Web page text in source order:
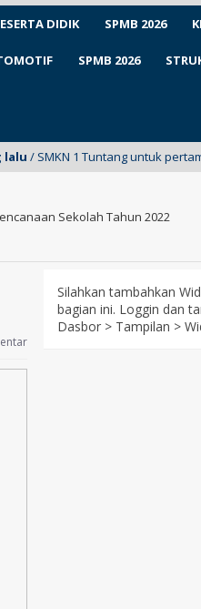
DIDIK SPMB 2026
SPMB 2026
Tuntang untuk pertama kalinya
Sekolah Tahun 2022
Silahkan tambahkan
bagian ini. Loggin dan
Dasbor > Tampilan >